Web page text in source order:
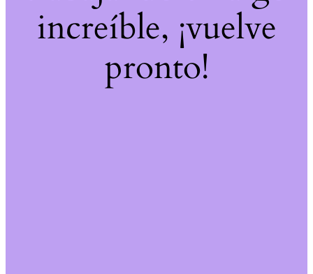
increíble, ¡vuelve
pronto!